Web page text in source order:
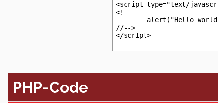
<script type="text/
<!--
//-->
</script>
PHP-Code